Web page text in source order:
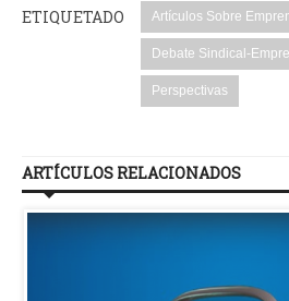
ETIQUETADO Artículos Sobre
Debate Sindical-
Perspectivas
ARTÍCULOS RELACIONADOS